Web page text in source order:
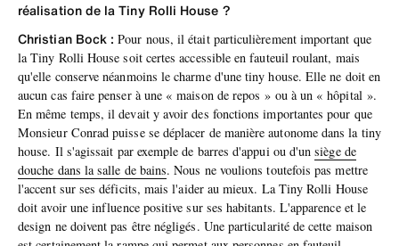
réalisation de la Tiny Rolli House ?
Christian Bock :Pour nous, il était particulièrement important que
la Tiny Rolli House soit certes accessible en fauteuil roulant, mais
qu'elle conserve néanmoins le charme d'une tiny house. Elle ne doit en
aucun cas faire penser à une « maison de repos » ou à un « hôpital ».
En même temps, il devait y avoir des fonctions importantes pour que
Monsieur Conrad puisse se déplacer de manière autonome dans la tiny
house. Il s'agissait par exemple de barres d'appui ou d'unsiège de
douche dans la salle de bains. Nous ne voulions toutefois pas mettre
l'accent sur ses déficits, mais l'aider au mieux. La Tiny Rolli House
doit avoir une influence positive sur ses habitants. L'apparence et le
design ne doivent pas être négligés. Une particularité de cette maison